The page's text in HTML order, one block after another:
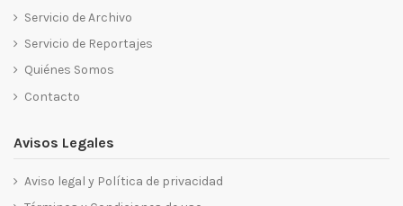
Servicio de Archivo
Servicio de Reportajes
Quiénes Somos
Contacto
Avisos Legales
Aviso legal y Política de privacidad